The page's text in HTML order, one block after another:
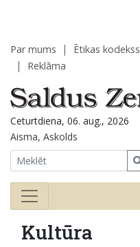
Par mums Ētikas kodekss
Reklāma
Ceturtdiena, 06. aug., 2026
Aisma, Askolds
Kultūra